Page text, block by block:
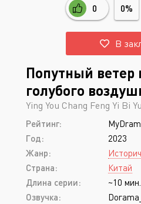
0 0%
В
Попутный ветер
голубого
Ying You Chang Feng Yi Bi
Рейтинг:
Год:
2023
Жанр:
Страна:
Китай
Длина серии:
~10 мин.
Озвучка: